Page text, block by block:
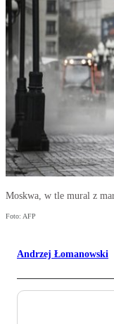
Moskwa, w tle mural z
Foto: AFP
Andrzej Łomanowski